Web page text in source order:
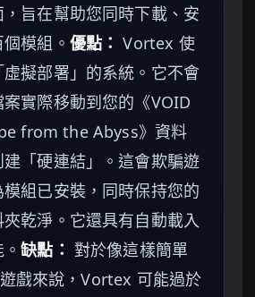
旨在幫助您同時下載、安
模組。 優點： Vortex 使
擬部署」的系統。它不會
實際移動到您的《VOID
from the Abyss》資料
「硬連結」。這會欺騙遊
組已安裝，同時保持您的
乾淨。它還具有自動載入
。缺點： 對於像這樣簡單
戲來說，Vortex 可能過於